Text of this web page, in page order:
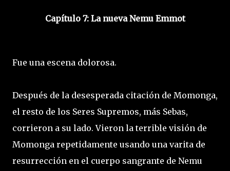
Capítulo 7: La nueva Nemu Emmot
Fue una escena dolorosa.
Después de la desesperada citación de Momonga,
el resto de los Seres Supremos, más Sebas,
corrieron a su lado. Vieron la terrible visión de
Momonga repetidamente usando una varita de
resurrección en el cuerpo sangrante de Nemu